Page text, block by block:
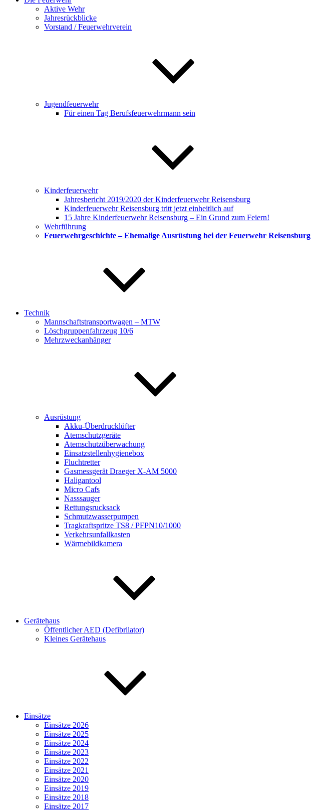
Aktive Wehr
Jahresrückblicke
Vorstand / Feuerwehrverein
Jugendfeuerwehr
Für einen Tag Berufsfeuerwehrmann sein
Kinderfeuerwehr
Jahresbericht 2019/2020 der Kinderfeuerwehr Reisensburg
Kinderfeuerwehr Reisensburg tritt jetzt einheitlich auf
15 Jahre Kinderfeuerwehr Reisensburg – Ein Grund zum Feiern!
Wehrführung
Feuerwehrgeschichte – Ehemalige Ausrüstung bei der Feuerwehr Reisensburg
Technik
Mannschaftstransportwagen – MTW
Löschgruppenfahrzeug 10/6
Mehrzweckanhänger
Ausrüstung
Akku-Überdrucklüfter
Atemschutzgeräte
Atemschutzüberwachung
Einsatzstellenhygienebox
Fluchtretter
Gasmessgerät Draeger X-AM 5000
Haligantool
Micro Cafs
Nasssauger
Rettungsrucksack
Schmutzwasserpumpen
Tragkraftspritze TS8 / PFPN10/1000
Verkehrsunfallkasten
Wärmebildkamera
Gerätehaus
Öffentlicher AED (Defibrilator)
Kleines Gerätehaus
Einsätze
Einsätze 2026
Einsätze 2025
Einsätze 2024
Einsätze 2023
Einsätze 2022
Einsätze 2021
Einsätze 2020
Einsätze 2019
Einsätze 2018
Einsätze 2017